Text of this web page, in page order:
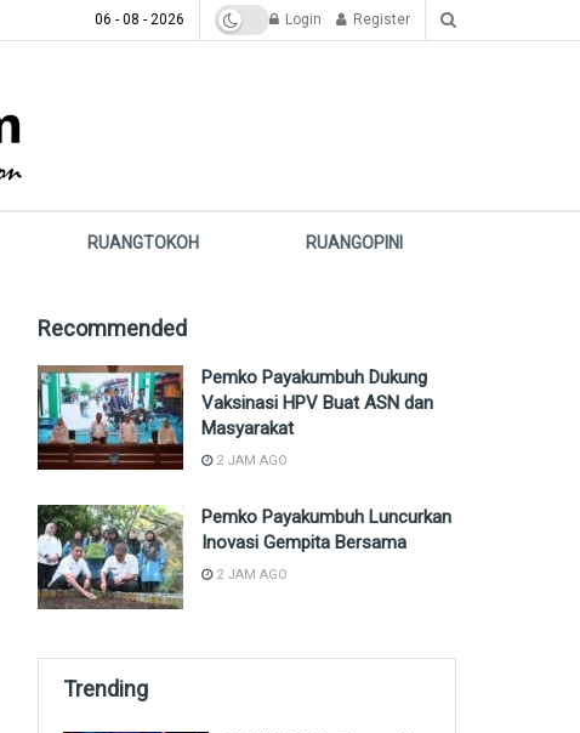
06 - 08 - 2026 Login Register
RUANGTOKOH RUANGOPINI
Recommended
Pemko Payakumbuh Dukung
Vaksinasi HPV Buat ASN dan
Masyarakat
2 JAM AGO
Pemko Payakumbuh Luncurkan
Inovasi Gempita Bersama
2 JAM AGO
Trending